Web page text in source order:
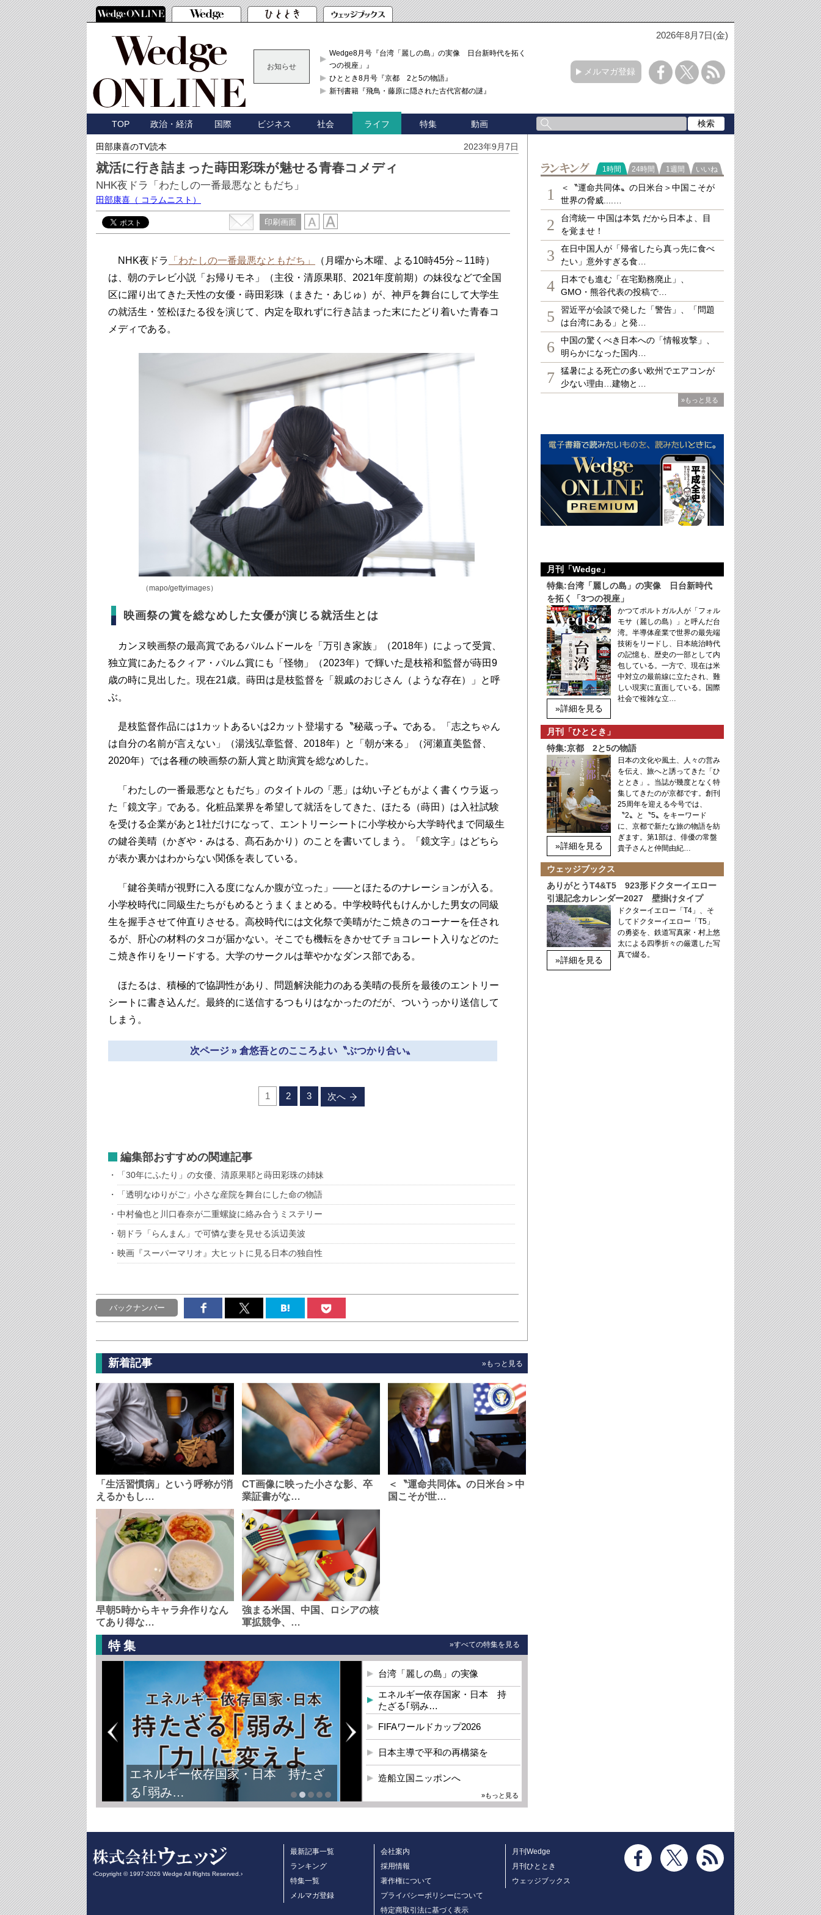
2026年8月7日(金)
お知らせ
Wedge8月号『台湾「麗しの島」の実像 日台新時代を拓く「3
つの視座」』
ひととき8月号『京都 2と5の物語』
新刊書籍『飛鳥・藤原に隠された古代宮都の謎』
メルマガ登録
TOP 政治・経済 国際 ビジネス 社会 ライフ 特集 動画
田部康喜のTV読本 2023年9月7日
就活に行き詰まった蒔田彩珠が魅せる青春コメディ
NHK夜ドラ「わたしの一番最悪なともだち」
田部康喜 （ コラムニスト）
印刷画面
NHK夜ドラ 「わたしの一番最悪なともだち」
（月曜から木曜、よる10時45分～11時）
は、朝のテレビ小説「お帰りモネ」（主役・清原果耶、2021年度前期）の妹役などで全国
区に躍り出てきた天性の女優・蒔田彩珠（まきた・あじゅ）が、神戸を舞台にして大学生
の就活生・笠松ほたる役を演じて、内定を取れずに行き詰まった末にたどり着いた青春コ
メディである。
（mapo/gettyimages）
映画祭の賞を総なめした女優が演じる就活生とは
カンヌ映画祭の最高賞であるパルムドールを「万引き家族」（2018年）によって受賞、
独立賞にあたるクィア・パルム賞にも「怪物」（2023年）で輝いた是枝裕和監督が蒔田9
歳の時に見出した。現在21歳。蒔田は是枝監督を「親戚のおじさん（ような存在）」と呼
ぶ。
是枝監督作品には1カットあるいは2カット登場する〝秘蔵っ子〟である。「志之ちゃん
は自分の名前が言えない」（湯浅弘章監督、2018年）と「朝が来る」（河瀬直美監督、
2020年）では各種の映画祭の新人賞と助演賞を総なめした。
「わたしの一番最悪なともだち」のタイトルの「悪」は幼い子どもがよく書くウラ返っ
た「鏡文字」である。化粧品業界を希望して就活をしてきた、ほたる（蒔田）は入社試験
を受ける企業があと1社だけになって、エントリーシートに小学校から大学時代まで同級生
の鍵谷美晴（かぎや・みはる、髙石あかり）のことを書いてしまう。「鏡文字」はどちら
が表か裏かはわからない関係を表している。
「鍵谷美晴が視野に入る度になんか腹が立った」――とほたるのナレーションが入る。
小学校時代に同級生たちがもめるとうまくまとめる。中学校時代もけんかした男女の同級
生を握手させて仲直りさせる。高校時代には文化祭で美晴がたこ焼きのコーナーを任され
るが、肝心の材料のタコが届かない。そこでも機転をきかせてチョコレート入りなどのた
こ焼き作りをリードする。大学のサークルは華やかなダンス部である。
ほたるは、積極的で協調性があり、問題解決能力のある美晴の長所を最後のエントリー
シートに書き込んだ。最終的に送信するつもりはなかったのだが、ついうっかり送信して
しまう。
次ページ » 倉悠吾とのこころよい〝ぶつかり合い〟
1 2 3 次へ
編集部おすすめの関連記事
「30年にふたり」の女優、清原果耶と蒔田彩珠の姉妹
「透明なゆりがご」小さな産院を舞台にした命の物語
中村倫也と川口春奈が二重螺旋に絡み合うミステリー
朝ドラ「らんまん」で可憐な妻を見せる浜辺美波
映画『スーパーマリオ』大ヒットに見る日本の独自性
バックナンバー
新着記事 »もっと見る
「生活習慣病」という呼称が消
えるかもし…
CT画像に映った小さな影、卒
業証書がな…
＜〝運命共同体〟の日米台＞中
国こそが世…
早朝5時からキャラ弁作りなん
てあり得な…
強まる米国、中国、ロシアの核
軍拡競争、…
特集 »すべての特集を見る
エネルギー依存国家・日本 持たざ
る｢弱み…
台湾「麗しの島」の実像
エネルギー依存国家・日本 持
たざる｢弱み…
FIFAワールドカップ2026
日本主導で平和の再構築を
造船立国ニッポンへ
»もっと見る
ランキング
1時間 24時間 1週間 いいね
1
＜〝運命共同体〟の日米台＞中国こそが
世界の脅威....…
2
台湾統一 中国は本気 だから日本よ、目
を覚ませ！
3
在日中国人が「帰省したら真っ先に食べ
たい」意外すぎる食…
4
日本でも進む「在宅勤務廃止」、
GMO・熊谷代表の投稿で…
5
習近平が会談で発した「警告」、「問題
は台湾にある」と発…
6
中国の驚くべき日本への「情報攻撃」、
明らかになった国内…
7
猛暑による死亡の多い欧州でエアコンが
少ない理由…建物と…
»もっと見る
月刊「Wedge」
特集:台湾「麗しの島」の実像 日台新時代
を拓く「3つの視座」
»詳細を見る
かつてポルトガル人が「フォル
モサ（麗しの島）」と呼んだ台
湾。半導体産業で世界の最先端
技術をリードし、日本統治時代
の記憶も、歴史の一部として内
包している。一方で、現在は米
中対立の最前線に立たされ、難
しい現実に直面している。国際
社会で複雑な立…
月刊「ひととき」
特集:京都 2と5の物語
»詳細を見る
日本の文化や風土、人々の営み
を伝え、旅へと誘ってきた「ひ
ととき」。当誌が幾度となく特
集してきたのが京都です。創刊
25周年を迎える今号では、
〝2〟と〝5〟をキーワード
に、京都で新たな旅の物語を紡
ぎます。第1部は、俳優の常盤
貴子さんと仲間由紀…
ウェッジブックス
ありがとうT4&T5 923形ドクターイエロー
引退記念カレンダー2027 壁掛けタイプ
»詳細を見る
ドクターイエロー「T4」、そ
してドクターイエロー「T5」
の勇姿を、鉄道写真家・村上悠
太による四季折々の厳選した写
真で綴る。
‹Copyright © 1997-2026 Wedge All Rights Reserved.›
最新記事一覧
ランキング
特集一覧
メルマガ登録
会社案内
採用情報
著作権について
プライバシーポリシーについて
特定商取引法に基づく表示
月刊Wedge
月刊ひととき
ウェッジブックス